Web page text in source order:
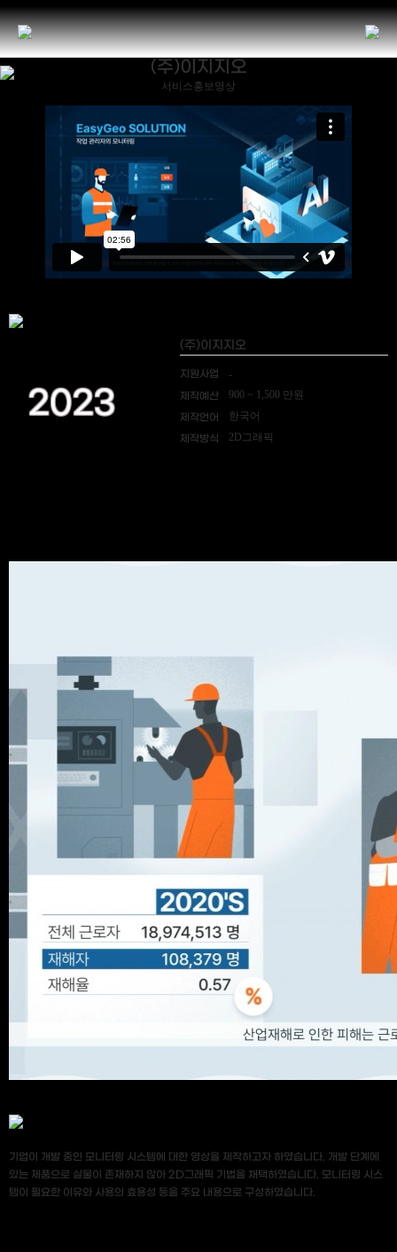
(주)이지지오
서비스홍보영상
2023
(주)이지지오
지원사업 -
제작예산 900 ~ 1,500 만원
제작언어 한국어
제작방식 2D그래픽
기업이 개발 중인 모니터링 시스템에 대한 영상을 제작하고자 하였습니다. 개발 단계에
있는 제품으로 실물이 존재하지 않아 2D그래픽 기법을 채택하였습니다. 모니터링 시스
템이 필요한 이유와 사용의 효용성 등을 주요 내용으로 구성하였습니다.